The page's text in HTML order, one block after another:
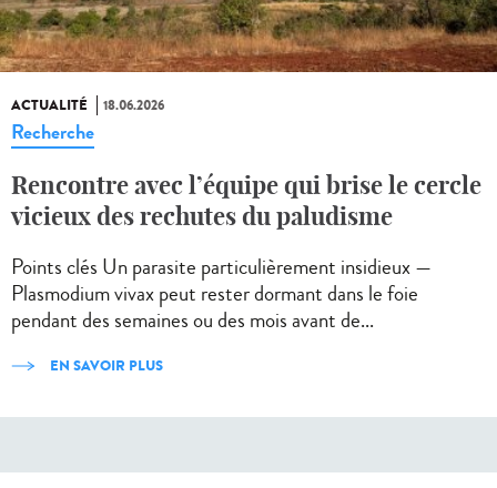
ACTUALITÉ 18.06.2026
Recherche
Rencontre avec l’équipe qui brise le cercle
vicieux des rechutes du paludisme
Points clés Un parasite particulièrement insidieux —
Plasmodium vivax peut rester dormant dans le foie
pendant des semaines ou des mois avant de...
EN SAVOIR PLUS